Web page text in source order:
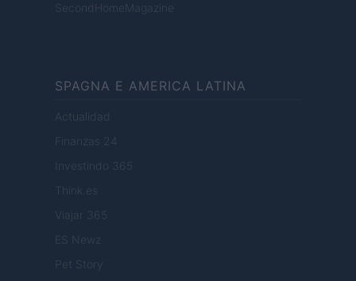
SecondHomeMagazine
SPAGNA E AMERICA LATINA
Actualidad
Finanzas 24
Investindo 365
Think.es
Viajar 365
ES Newz
Pet Story